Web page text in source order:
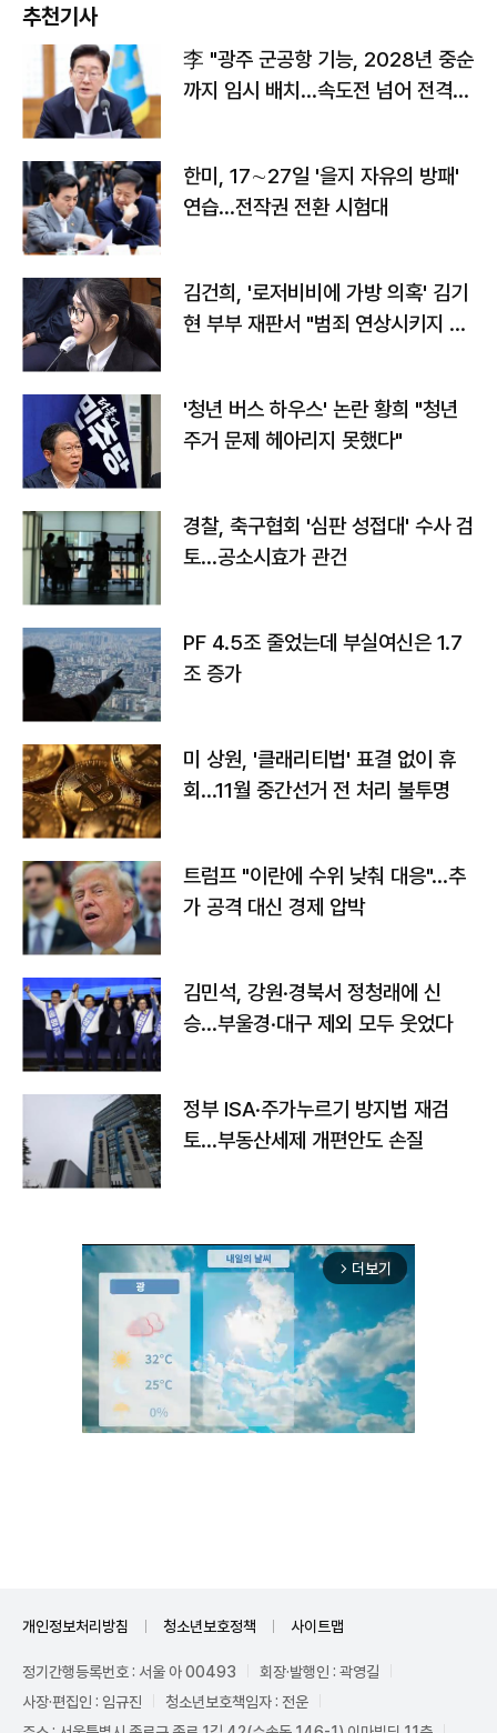
추천기사
李 "광주 군공항 기능, 2028년 중순
까지 임시 배치…속도전 넘어 전격
한미, 17∼27일 '을지 자유의 방패'
연습…전작권 전환 시험대
김건희, '로저비비에 가방 의혹' 김기
현 부부 재판서 "범죄 연상시키지 말
'청년 버스 하우스' 논란 황희 "청년
주거 문제 헤아리지 못했다"
경찰, 축구협회 '심판 성접대' 수사 검
토…공소시효가 관건
PF 4.5조 줄었는데 부실여신은 1.7
조 증가
미 상원, '클래리티법' 표결 없이 휴
회…11월 중간선거 전 처리 불투명
트럼프 "이란에 수위 낮춰 대응"…추
가 공격 대신 경제 압박
김민석, 강원·경북서 정청래에 신
승…부울경·대구 제외 모두 웃었다
정부 ISA·주가누르기 방지법 재검
토…부동산세제 개편안도 손질
arrow_forward_ios 더보기
개인정보처리방침 청소년보호정책 사이트맵
정기간행등록번호 : 서울 아 00493
회장·발행인 : 곽영길
사장·편집인 : 임규진
청소년보호책임자 : 전운